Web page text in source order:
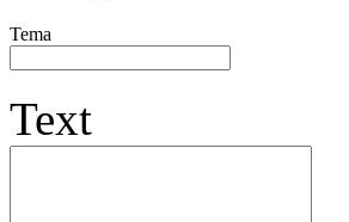
Tema
Text